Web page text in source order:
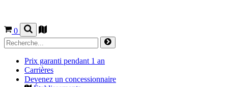
0
Prix garanti pendant 1 an
Carrières
Devenez un concessionnaire